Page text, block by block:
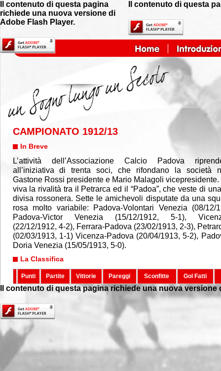
Il contenuto di questa pagina
richiede una nuova versione di
Adobe Flash Player.
Il contenuto di questa
CAMPIONATO 1912/13
In Breve
L’attività dell’Associazione Calcio Padova
all’iniziativa di trenta soci, che rifondano la società
Gastone Rossi presidente e Mario Malagoli vicepresidente.
viva la rivalità tra il Petrarca ed il “Padoa”, che veste di
divisa rossonera. Sette le amichevoli disputate da una
rosa molto variabile: Padova-Volontari Venezia (08/12/
Padova-Victor Venezia (15/12/1912, 5-1),
(22/12/1912, 4-2), Ferrara-Padova (23/02/1913, 2-3),
(02/03/1913, 1-1) Vicenza-Padova (20/04/1913, 5-2),
Doria Venezia (15/05/1913, 5-0).
La Classifica
Punti Partite Vittorie Pareggi Sconfitte Gol Fatti
Il contenuto di questa pagina richiede una nuova versione